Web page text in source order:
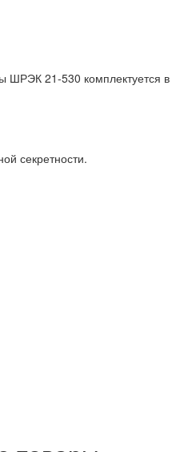
ШРЭК 21-530 комплектуется в
секретности.